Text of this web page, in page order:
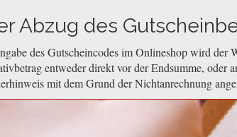
Abzug des
des Gutscheincodes im Onlineshop wird der
entweder direkt vor der Endsumme,
mit dem Grund der Nichtanrechnung